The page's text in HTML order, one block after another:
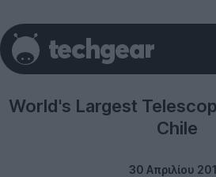
World's Largest
Chile
30 Απριλίου